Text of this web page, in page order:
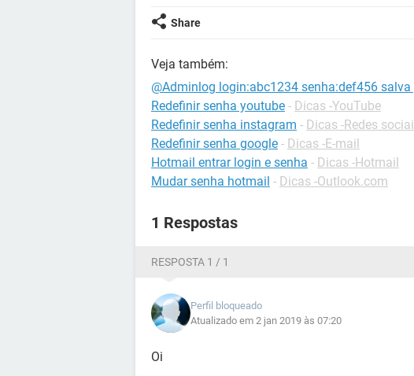
Share
Veja também:
@Adminlog login:abc1234 senha:def456
Redefinir senha youtube - Dicas -YouTube
Redefinir senha instagram - Dicas -Redes
Redefinir senha google - Dicas -E-mail
Hotmail entrar login e senha - Dicas -Hotmail
Mudar senha hotmail - Dicas -Outlook.com
1 Respostas
RESPOSTA 1 / 1
Perfil bloqueado
Atualizado em 2 jan 2019 às 07:20
Oi